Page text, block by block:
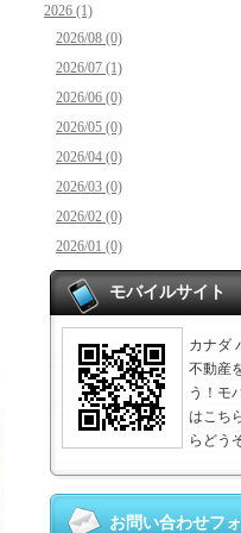
2026 (1)
2026/08 (0)
2026/07 (1)
2026/06 (0)
2026/05 (0)
2026/04 (0)
2026/03 (0)
2026/02 (0)
2026/01 (0)
モバイルサイト
カナダ
不動産
う！モ
はこち
らどう
お問い合わせフ